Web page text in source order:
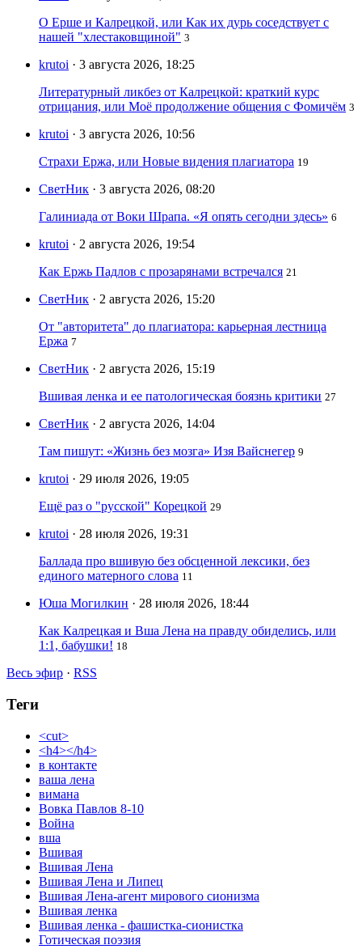
О Ерше и Калрецкой, или Как их дурь соседствует с
нашей "хлестаковщиной" 3
krutoi · 3 августа 2026, 18:25
Литературный ликбез от Калрецкой: краткий курс
отрицания, или Моё продолжение общения с Фомичём 3
krutoi · 3 августа 2026, 10:56
Страхи Ержа, или Новые видения плагиатора 19
СветНик · 3 августа 2026, 08:20
Галиниада от Воки Шрапа. «Я опять сегодни здесь» 6
krutoi · 2 августа 2026, 19:54
Как Ержь Падлов с прозарянами встречался 21
СветНик · 2 августа 2026, 15:20
От "авторитета" до плагиатора: карьерная лестница
Ержа 7
СветНик · 2 августа 2026, 15:19
Вшивая ленка и ее патологическая боязнь критики 27
СветНик · 2 августа 2026, 14:04
Там пишут: «Жизнь без мозга» Изя Вайснегер 9
krutoi · 29 июля 2026, 19:05
Ещё раз о "русской" Корецкой 29
krutoi · 28 июля 2026, 19:31
Баллада про вшивую без обсценной лексики, без
единого матерного слова 11
Юша Могилкин · 28 июля 2026, 18:44
Как Калрецкая и Вша Лена на правду обиделись, или
1:1, бабушки! 18
Весь эфир · RSS
Теги
<cut>
<h4></h4>
в контакте
ваша лена
вимана
Вовка Павлов 8-10
Война
вша
Вшивая
Вшивая Лена
Вшивая Лена и Липец
Вшивая Лена-агент мирового сионизма
Вшивая ленка
Вшивая ленка - фашистка-сионистка
Готическая поэзия